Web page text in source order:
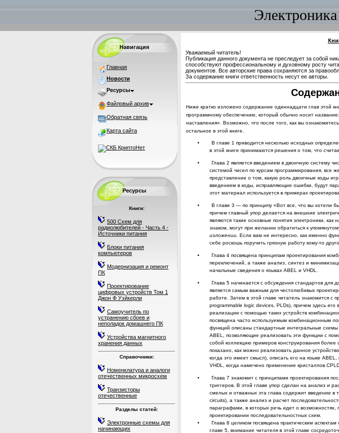
Навигация
Главная
Новости
Ресурсы
Файловый архив
Обратная связь
Карта сайта
Ресурсы
Книги:
500 Схем для
радиолюбителей - Часть 4 -
Источники питания
Блоки питания
компьютеров
Модернизация и ремонт
ПК
Проектирование
цифровых устройств Том 1
Джон Ф Уэйкерли
Самоучитель по
устранению сбоев и
неполадок домашнего ПК
Устройства магнитного
хранения данных
Справочники:
Номенклатура и аналоги
отечественных микросхем
Транзисторы
отечественные
Разделы статей:
Электронные схемы для
начинающих
Уважаемый читатель!
Публикация данного документа не преследует за собой
способствуют профессиональному и духовному росту
документов. Все авторские права сохраняются за
За содержание книги ответственность несут ее авторы.
Ниже кратко изложено содержание одиннадцати глав этой
программному обеспечению, которыйобычно носит
наставления». Возможно, что после того, как вы
остальное в этой книге.
•
В главе 1 приводится несколько исходных
в этой книге принимаются решения о том, что
•
Глава 2 является введением в двоичную систему
системой чисел по курсам программирования, все
представление о том, какую роль двоичные коды
введением в коды, исправляющие ошибки, будут
этот материал используется в примерах
• В главе 3 — по принципу «Вот все, что вы хотели
причем главный упор делается на внешние
являются такие основные понятия электроники, как
знаком, могут при желании обратиться к
изложении. Если вам не интересно, как именно
себе роскошь поручить грязную работу кому-то
•
Глава 4 посвящена принципам проектирования
переключений, а также анализ, синтез и
начальные све­дения о языках ABEL и VHDL
•
Глава 5 начинается с обсуждения стандартов для
является самым важным для честолюбивых проекти­
работе. Затем в этой главе читатель знакомится с
programmable logic devices PLDs), причем здесь его
реализации с помощью таких устройств
посвяще­на часто используемым комбинационным
функций описаны стандартные интегральные
ABEL
, позволяющие реализовать эти функции с
собой коллекцию примеров конструирования
показано, как можно реализовать данное
когда это имеет смысл), описать его на языке ABEL
VHDL
, когда намечено примене­ние кристаллов
•
Глава 7 знакомит с принципами проектирования
триггеров. В этой главе упор сделан на анализ и
смелых и отважных эта глава содержит введение в
circuits), а также анализ и расчет последовательнос­
параграфами, в которых речь идет о возможностях,
проектировании последовательностных схем.
•
Глава 8 целиком посвящена практическим
главе 5, внимание читателя в этой главе